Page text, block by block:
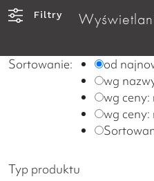
Filtry
Sortowanie:
od
wg
wg ceny:
wg ceny:
Typ produktu